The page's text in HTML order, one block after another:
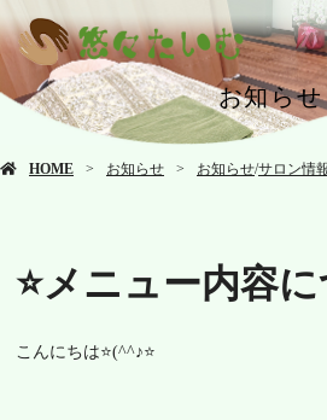
お知らせ
HOME お知らせ お知らせ/サロン情
⭐メニュー内容に
こんにちは⭐(^^♪⭐